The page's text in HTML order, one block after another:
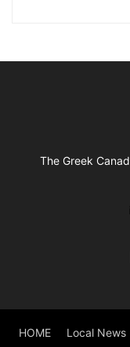
The Greek
HOME Local News